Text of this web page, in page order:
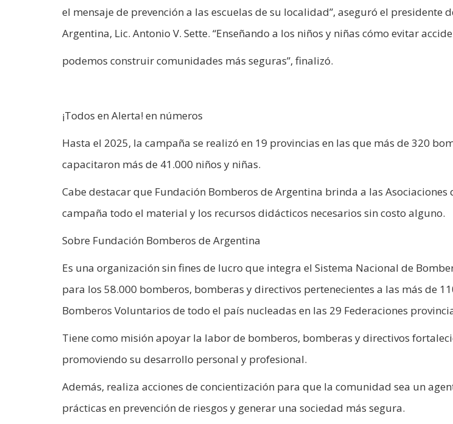
el mensaje de prevención a las escuelas de su localidad”, aseguró el presidente
Argentina, Lic. Antonio V. Sette. “Enseñando a los niños y niñas cómo evitar
podemos construir comunidades más seguras”, finalizó.
¡Todos en Alerta! en números
Hasta el 2025, la campaña se realizó en 19 provincias en las que más de 320
capacitaron más de 41.000 niños y niñas.
Cabe destacar que Fundación Bomberos de Argentina brinda a las Asociaciones
campaña todo el material y los recursos didácticos necesarios sin costo alguno.
Sobre Fundación Bomberos de Argentina
Es una organización sin fines de lucro que integra el Sistema Nacional de
para los 58.000 bomberos, bomberas y directivos pertenecientes a las más de
Bomberos Voluntarios de todo el país nucleadas en las 29 Federaciones
Tiene como misión apoyar la labor de bomberos, bomberas y directivos
promoviendo su desarrollo personal y profesional.
Además, realiza acciones de concientización para que la comunidad sea un
prácticas en prevención de riesgos y generar una sociedad más segura.